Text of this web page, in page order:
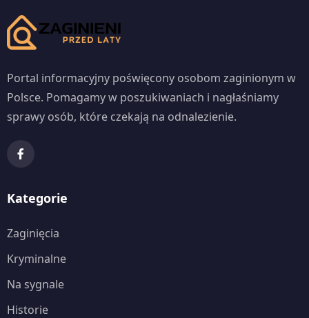
Portal informacyjny poświęcony osobom zaginionym w
Polsce. Pomagamy w poszukiwaniach i nagłaśniamy
sprawy osób, które czekają na odnalezienie.
Kategorie
Zaginięcia
Kryminalne
Na sygnale
Historie